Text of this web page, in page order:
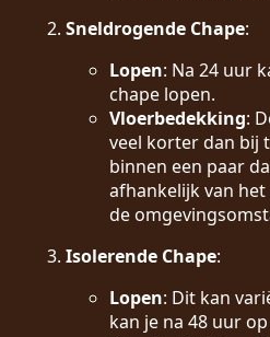
Sneldrogende Chape:
Lopen: Na 24 uur
chape lopen.
Vloerbedekking:
veel korter dan bij
binnen een paar
afhankelijk van
de
Isolerende Chape:
Lopen: Dit kan
kan je na 48 uur